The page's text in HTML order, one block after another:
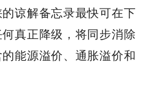
谅解备忘录最快可在下
真正降级，将同步消除
能源溢价、通胀溢价和